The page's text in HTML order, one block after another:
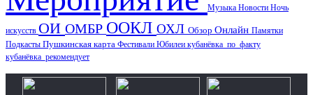
Музыка Новости Ночь
искусств ОИ ОМБР ООКЛ ОХЛ Обзор Онлайн Памятки
Подкасты Пушкинская карта Фестивали Юбилеи кубанёвка_по_факту
кубанёвка_рекомендует